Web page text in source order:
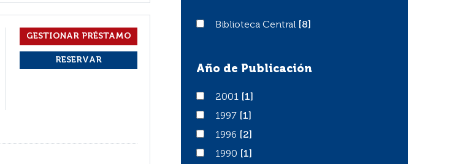
Biblioteca Central
Biblioteca Central [8]
Año de Publicación
20012001
[1]
19971997
[1]
19961996
[2]
19901990
[1]